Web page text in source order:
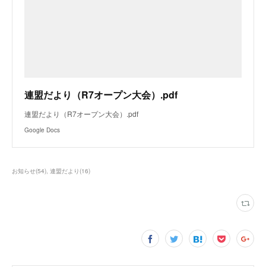
連盟だより（R7オープン大会）.pdf
連盟だより（R7オープン大会）.pdf
Google Docs
お知らせ(54) 連盟だより(16)